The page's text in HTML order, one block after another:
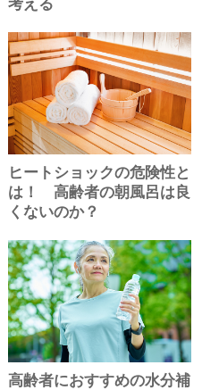
考える
ヒートショックの危険性と
は！ 高齢者の朝風呂は良
くないのか？
高齢者におすすめの水分補